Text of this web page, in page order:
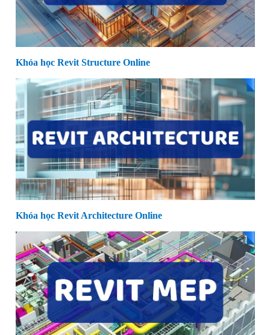
Khóa học Revit Structure Online
Khóa học Revit Architecture Online